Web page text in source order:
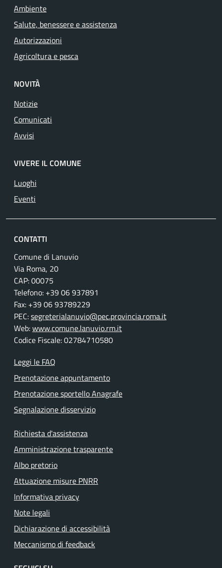
Ambiente
Salute, benessere e assistenza
Autorizzazioni
Agricoltura e pesca
NOVITÀ
Notizie
Comunicati
Avvisi
VIVERE IL COMUNE
Luoghi
Eventi
CONTATTI
Comune di Lanuvio
Via Roma, 20
CAP: 00075
Telefono: +39 06 937891
Fax: +39 06 93789229
PEC:segreterialanuvio@pec.provincia.roma.it
Web:www.comune.lanuvio.rm.it
Codice Fiscale: 02784710580
Leggi le FAQ
Prenotazione appuntamento
Prenotazione sportello Anagrafe
Segnalazione disservizio
Richiesta d'assistenza
Amministrazione trasparente
Albo pretorio
Attuazione misure PNRR
Informativa privacy
Note legali
Dichiarazione di accessibilità
Meccanismo di feedback